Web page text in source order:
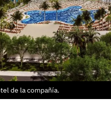
de la compañía.